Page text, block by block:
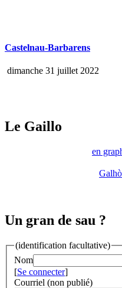
Castelnau-Barbarens
dimanche 31 juillet 2022
Le Gaillo
en
Un gran de sau ?
(identification facultative)
Nom
[Se connecter]
Courriel (non publié)